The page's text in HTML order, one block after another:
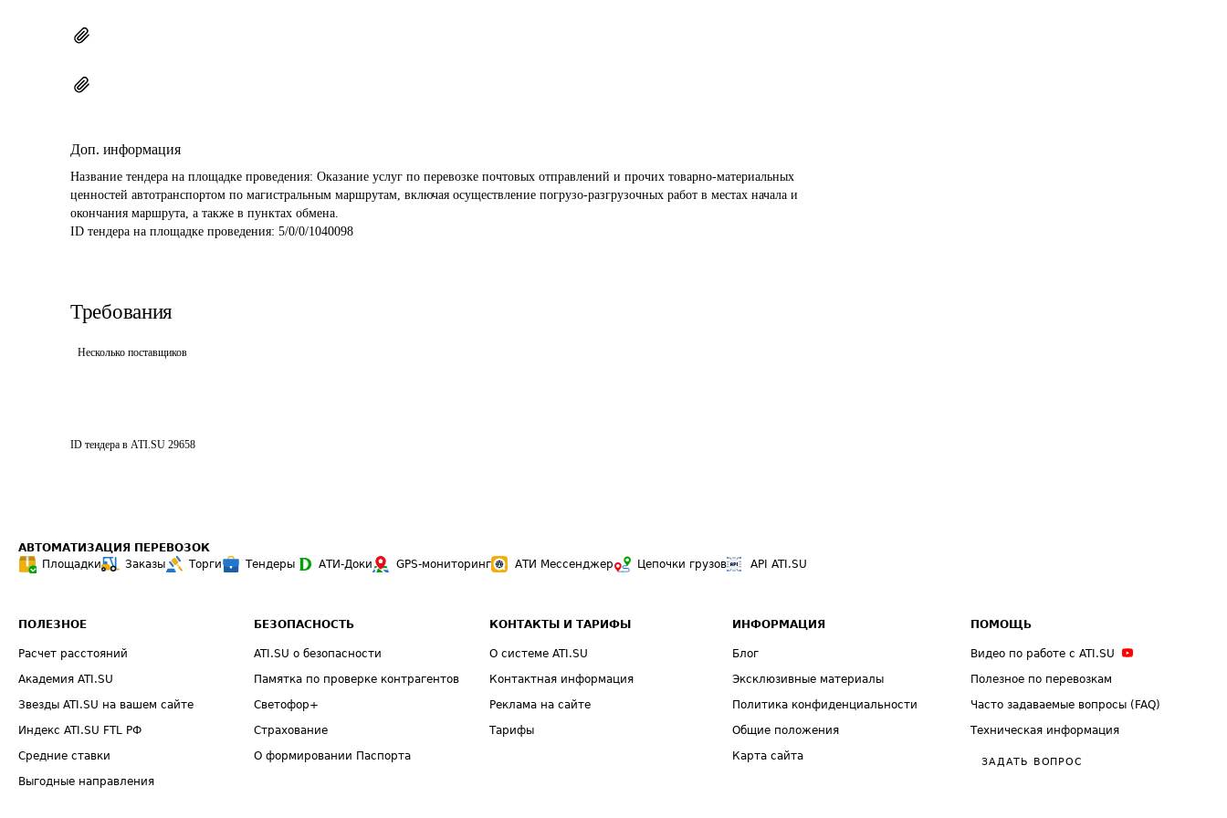
Доп. информация
Название тендера на площадке проведения: Оказание услуг по перевозке почтовых отправлений и прочих товарно-материальных
ценностей автотранспортом по магистральным маршрутам, включая осуществление погрузо-разгрузочных работ в местах начала и
окончания маршрута, а также в пунктах обмена.
ID тендера на площадке проведения: 5/0/0/1040098
Требования
Несколько поставщиков
ID тендера в ATI.SU 29658
АВТОМАТИЗАЦИЯ ПЕРЕВОЗОК
Площадки
Заказы Торги Тендеры АТИ-Доки GPS-мониторинг АТИ Мессенджер Цепочки грузов API ATI.SU
ПОЛЕЗНОЕ
Расчет расстояний
Академия ATI.SU
Звезды ATI.SU на вашем сайте
Индекс ATI.SU FTL РФ
Средние ставки
Выгодные направления
БЕЗОПАСНОСТЬ
ATI.SU о безопасности
Памятка по проверке контрагентов
Светофор+
Страхование
О формировании Паспорта
КОНТАКТЫ И ТАРИФЫ
О системе ATI.SU
Контактная информация
Реклама на сайте
Тарифы
ИНФОРМАЦИЯ
Блог
Эксклюзивные материалы
Политика конфиденциальности
Общие положения
Карта сайта
ПОМОЩЬ
Видео по работе с ATI.SU
Полезное по перевозкам
Часто задаваемые вопросы (FAQ)
Техническая информация
ЗАДАТЬ ВОПРОС